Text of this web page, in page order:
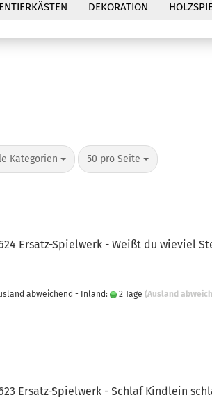
DEKORATION
Kategorien
Seite 50 pro Seite
pro Seite
Ersatz-Spielwerk - Weißt du wieviel
abweichend - Inland: 2 Tage (Ausland
Ersatz-Spielwerk - Schlaf Kindlein